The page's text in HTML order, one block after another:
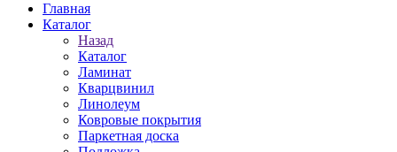
Главная
Каталог
Назад
Каталог
Ламинат
Кварцвинил
Линолеум
Ковровые покрытия
Паркетная доска